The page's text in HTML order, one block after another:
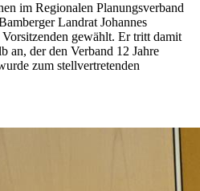
im Regionalen Planungsverband
Landrat Johannes
gewählt. Er tritt damit
an, der den Verband 12 Jahre
zum stellvertretenden